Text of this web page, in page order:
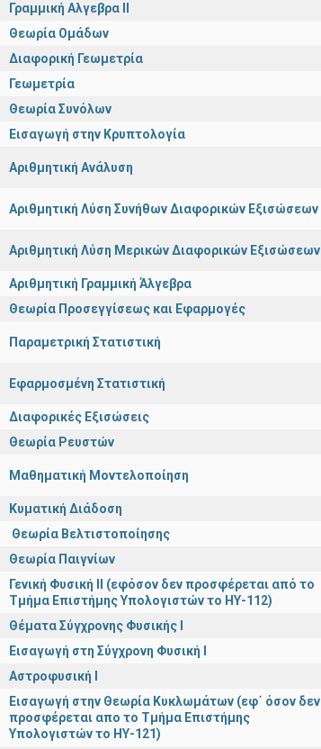
Γραμμική Αλγεβρα ΙΙ
Θεωρία Ομάδων
Διαφορική Γεωμετρία
Γεωμετρία
Θεωρία Συνόλων
Εισαγωγή στην Κρυπτολογία
Αριθμητική Ανάλυση
Αριθμητική Λύση Συνήθων Διαφορικών Εξισώσεων
Αριθμητική Λύση Μερικών Διαφορικών Εξισώσεων
Αριθμητική Γραμμική Άλγεβρα
Θεωρία Προσεγγίσεως και Εφαρμογές
Παραμετρική Στατιστική
Εφαρμοσμένη Στατιστική
Διαφορικές Εξισώσεις
Θεωρία Ρευστών
Μαθηματική Μοντελοποίηση
Κυματική Διάδοση
Θεωρία Βελτιστοποίησης
Θεωρία Παιγνίων
Γενική Φυσική ΙΙ (εφόσον δεν προσφέρεται από το
Τμήμα Επιστήμης Υπολογιστών το ΗΥ-112)
Θέματα Σύγχρονης Φυσικής Ι
Εισαγωγή στη Σύγχρονη Φυσική Ι
Αστροφυσική Ι
Εισαγωγή στην Θεωρία Κυκλωμάτων (εφ΄ όσον δεν
προσφέρεται απο το Τμήμα Επιστήμης
Υπολογιστών το ΗΥ-121)